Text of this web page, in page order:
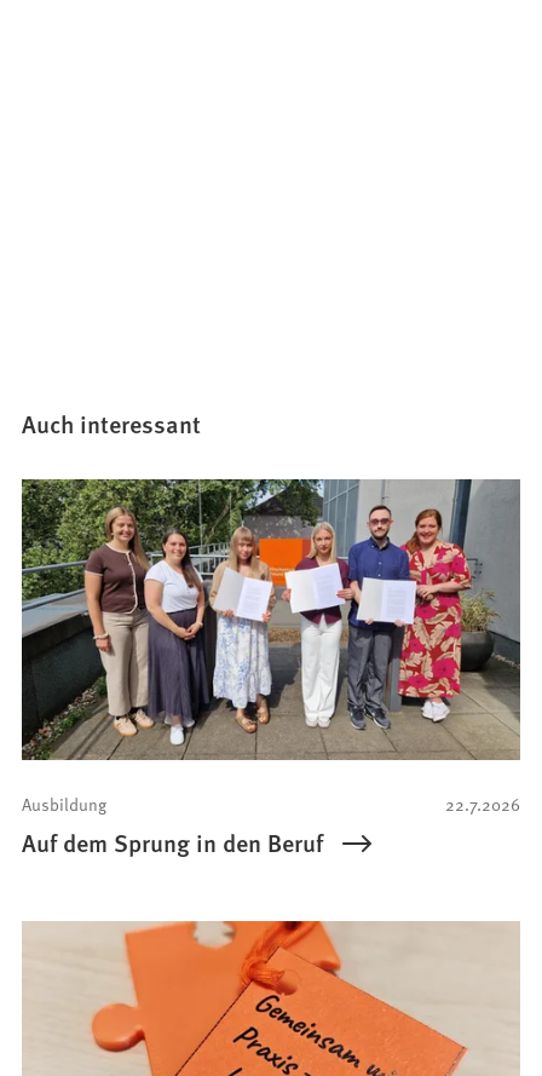
Auch interessant
22.7.2026
Ausbildung
Auf dem Sprung in den Beruf